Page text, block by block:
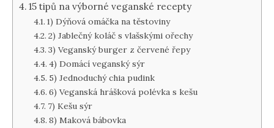
15 tipů na výborné veganské recepty
1) Dýňová omáčka na těstoviny
2) Jablečný koláč s vlašskými ořechy
3) Veganský burger z červené řepy
4) Domácí veganský sýr
5) Jednoduchý chia pudink
6) Veganská hrášková polévka s kešu
7) Kešu sýr
8) Maková bábovka